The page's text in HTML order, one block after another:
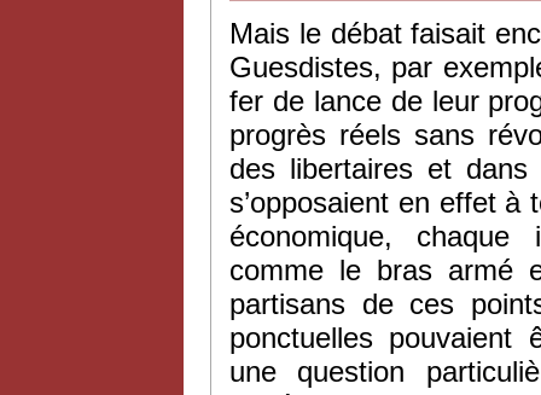
Mais le débat faisait
Guesdistes, par
fer de lance de leur
progrès réels sans
des libertaires et dans
s’opposaient en effet
économique, chaque
comme le bras armé
partisans de ces
ponctuelles pouvaient
une question